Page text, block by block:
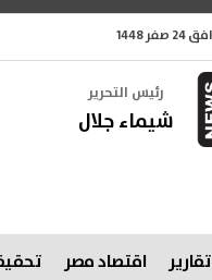
رئيس التحرير
شيماء جلال
تقارير اقتصاد مصر